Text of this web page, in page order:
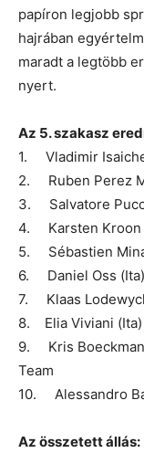
papíron legjobb
hajrában
maradt a legtöbb
nyert.
Az 5. szakasz
1. Vladimir
2. Ruben Perez
3. Salvatore
4. Karsten Kroon
5. Sébastien
6. Daniel Oss
7. Klaas
8. Elia Viviani
9. Kris
Team
10. Alessandro
Az összetett állás: